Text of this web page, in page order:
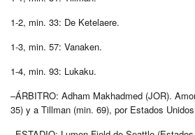
1-2, min. 33: De Ketelaere.
1-3, min. 57: Vanaken.
1-4, min. 93: Lukaku.
–ÁRBITRO: Adham Makhadmed (JOR).
35) y a Tillman (min. 69), por Estados